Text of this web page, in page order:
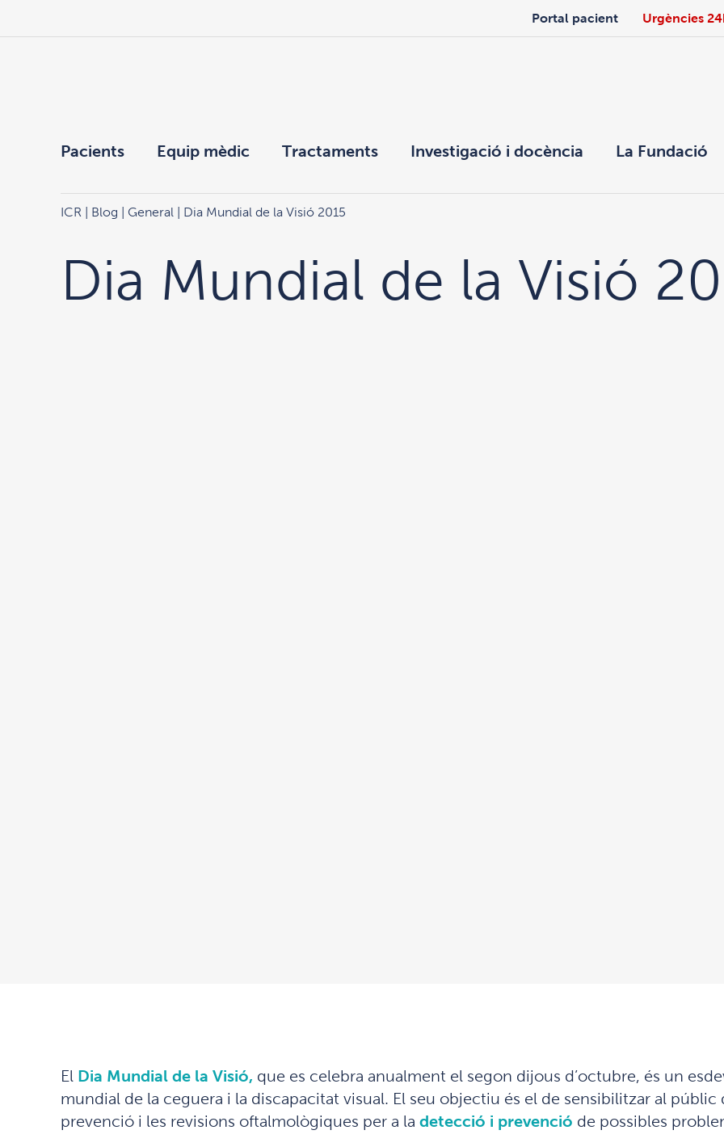
Portal pacient Urgències
Pacients Equip mèdic Tractaments Investigació i docència La Fundació
ICR Blog General | Dia Mundial de la Visió 2015
Dia Mundial de la Visió
El Dia Mundial de la Visió, que es celebra anualment el segon dijous d’octubre, és un
mundial de la ceguera i la discapacitat visual. El seu objectiu és el de sensibilitzar al
prevenció i les revisions oftalmològiques per a la detecció i prevenció de possibles